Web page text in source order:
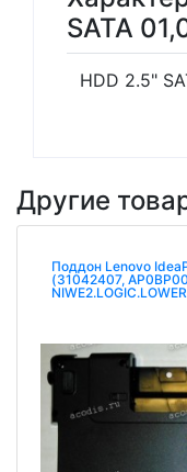
SATA
HDD 2.5"
Другие
Поддон Lenovo
(31042407,